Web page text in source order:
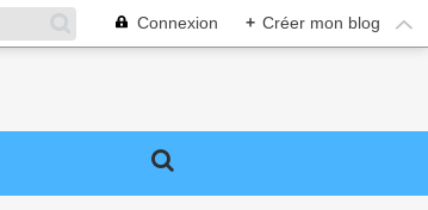
Connexion + Créer mon blog